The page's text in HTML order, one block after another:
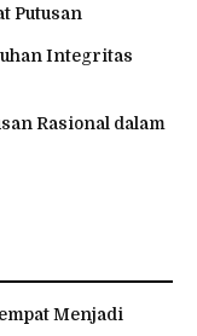
Putusan
Integritas
Rasional dalam
Menjadi